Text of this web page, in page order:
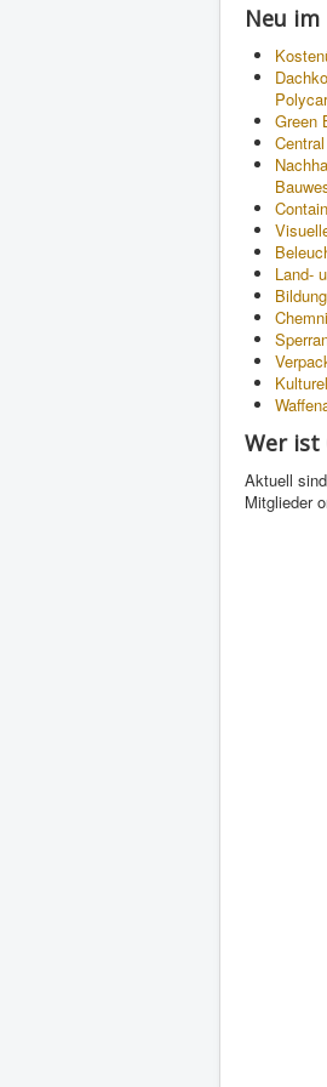
Neu im
Green
Land-
Wer ist
Aktuell
Mitglieder